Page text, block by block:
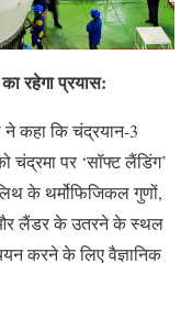
रहेगा प्रयास:
कहा कि चंद्रयान-3
पर ‘सॉफ्ट लैंडिंग’
के थर्मोफिजिकल गुणों,
और लैंडर के उतरने के स्थल
करने के लिए वैज्ञानिक